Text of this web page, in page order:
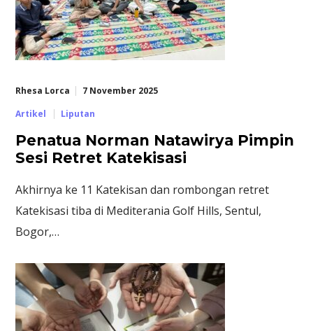
Rhesa Lorca
7 November 2025
Artikel
Liputan
Penatua Norman Natawirya Pimpin
Sesi Retret Katekisasi
Akhirnya ke 11 Katekisan dan rombongan retret
Katekisasi tiba di Mediterania Golf Hills, Sentul,
Bogor,…